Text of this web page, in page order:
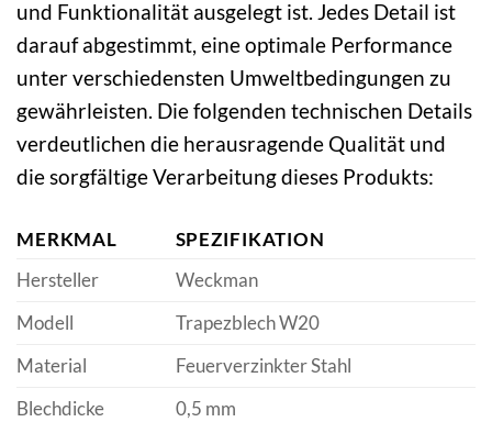
und Funktionalität ausgelegt ist. Jedes Detail ist
darauf abgestimmt, eine optimale Performance
unter verschiedensten Umweltbedingungen zu
gewährleisten. Die folgenden technischen Details
verdeutlichen die herausragende Qualität und
die sorgfältige Verarbeitung dieses Produkts:
MERKMAL
SPEZIFIKATION
Hersteller
Weckman
Modell
Trapezblech W20
Material
Feuerverzinkter Stahl
Blechdicke
0,5 mm